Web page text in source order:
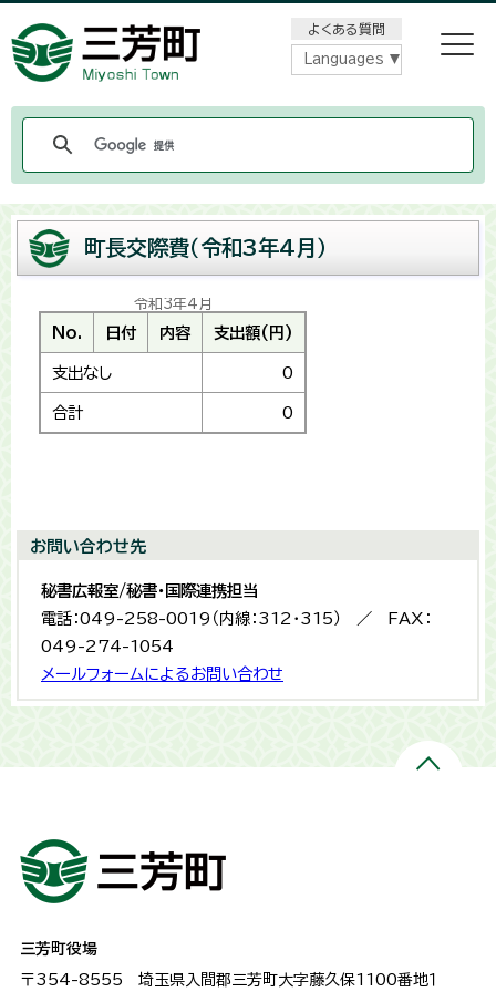
よくある質問
Languages
町長交際費（令和3年4月）
令和3年4月
No. 日付 内容 支出額(円)
支出なし 0
合計 0
お問い合わせ先
秘書広報室/秘書・国際連携担当
電話：049-258-0019（内線：312・315） ／ FAX：
049-274-1054
メールフォームによるお問い合わせ
三芳町役場
〒354-8555 埼玉県入間郡三芳町大字藤久保1100番地１